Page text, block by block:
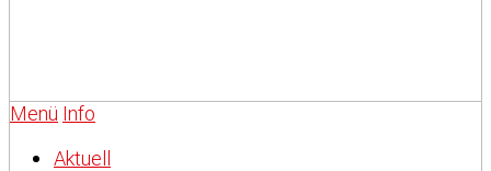
Menü Info
Aktuell